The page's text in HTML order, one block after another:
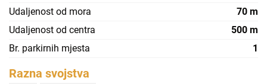
Udaljenost od mora
70 m
Udaljenost od centra
500 m
Br. parkirnih mjesta
1
Razna svojstva